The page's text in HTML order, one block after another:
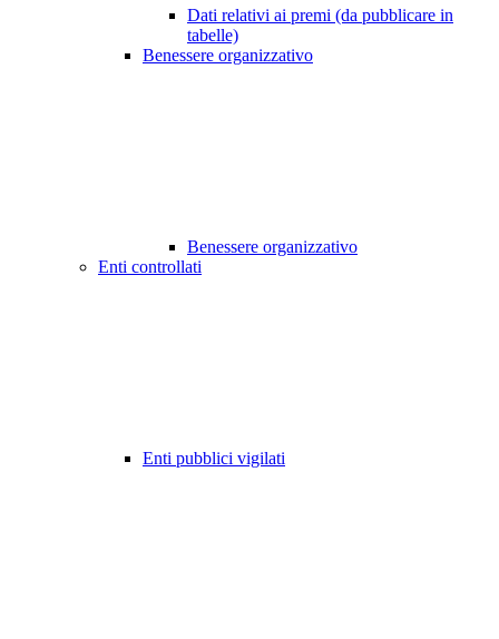
Dati relativi ai premi (da pubblicare in
tabelle)
Benessere organizzativo
Benessere organizzativo
Enti controllati
Enti pubblici vigilati